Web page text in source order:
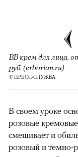
BB крем для лица,
руб. (erborian.ru)
© ПРЕСС-СЛУЖБА
В своем уроке
розовые
смешивает и
розовый и темно-